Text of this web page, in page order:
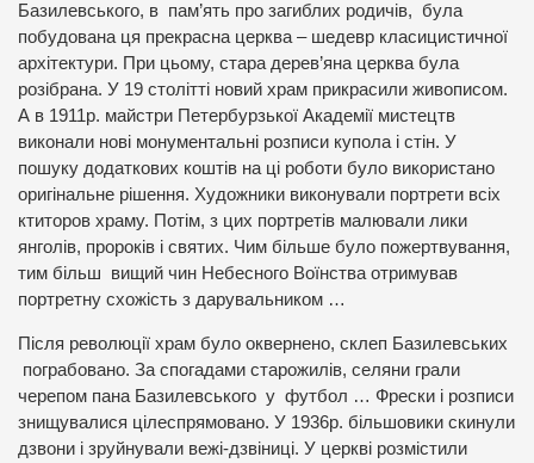
Базилевського, в пам’ять про загиблих родичів, була
побудована ця прекрасна церква – шедевр класицистичної
архітектури. При цьому, стара дерев’яна церква була
розібрана. У 19 столітті новий храм прикрасили живописом.
А в 1911р. майстри Петербурзької Академії мистецтв
виконали нові монументальні розписи купола і стін. У
пошуку додаткових коштів на ці роботи було використано
оригінальне рішення. Художники виконували портрети всіх
ктиторов храму. Потім, з цих портретів малювали лики
янголів, пророків і святих. Чим більше було пожертвування,
тим більш вищий чин Небесного Воїнства отримував
портретну схожість з дарувальником …
Після революції храм було оквернено, склеп Базилевських
пограбовано. За спогадами старожилів, селяни грали
черепом пана Базилевського у футбол … Фрески і розписи
знищувалися цілеспрямовано. У 1936р. більшовики скинули
дзвони і зруйнували вежі-дзвіниці. У церкві розмістили